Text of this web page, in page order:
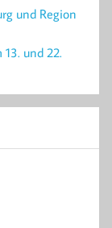
und Region
und 22.